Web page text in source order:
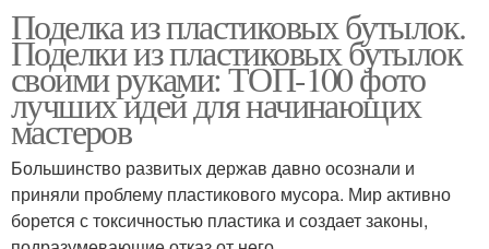
Поделка из пластиковых бутылок.
Поделки из пластиковых бутылок
своими руками: ТОП-100 фото
лучших идей для начинающих
мастеров
Большинство развитых держав давно осознали и
приняли проблему пластикового мусора. Мир активно
борется с токсичностью пластика и создает законы,